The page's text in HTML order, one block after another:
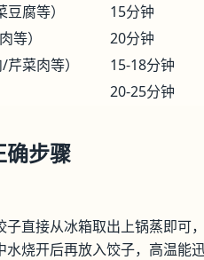
腐等）
15分钟
等）
20分钟
菜肉等）
15-18分钟
20-25分钟
确步骤
子直接从冰箱取出上锅蒸即可
水烧开后再放入饺子，高温能